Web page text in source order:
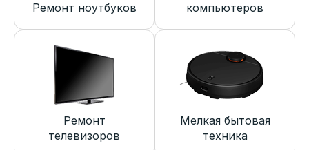
Ремонт ноутбуков
компьютеров
Ремонт
телевизоров
Мелкая бытовая
техника